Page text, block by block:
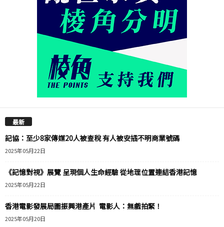
最新
記協：至少8家傳媒20人被查稅 有人被安插不明商業號碼
2025年05月22日
《記憶對視》展覽 呈現個人生命經驗 從地理位置連結香港記憶
2025年05月22日
香港電影發展局圖振興港產片 電影人：無戲拍緊！
2025年05月20日